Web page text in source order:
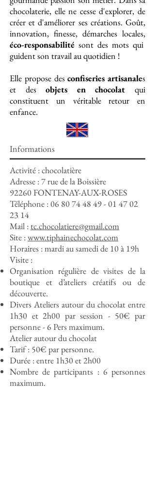
chocolaterie, elle ne cesse d'explorer, de
créer et d'améliorer ses créations. Goût,
innovation, finesse, démarches locales,
éco-responsabilité sont des mots qui
guident son travail au quotidien !
Elle propose desconfiseries artisanales
et desobjets en chocolatqui
constituent un véritable retour en
enfance.
Informations
Activité : chocolatière
Adresse : 7 rue de la Boissière
92260 FONTENAY-AUX-ROSES
Téléphone :06 80 74 48 49 - 01 47 02
23 14
Mail :tc.chocolatiere@gmail.com
Site :www.tiphainechocolat.com
Horaires : mardi au samedi de 10 à 19h
Visite :
Organisation régulière de visites de la
boutique et d’ateliers créatifs ou de
découverte.
Divers Ateliers autour du chocolat entre
1h30 et 2h00 par session - 50€ par
personne - 6 Pers maximum.
Atelier autour du chocolat
Tarif : 50€ par personne.
Durée : entre 1h30 et 2h00
Nombre de participants : 6 personnes
maximum.